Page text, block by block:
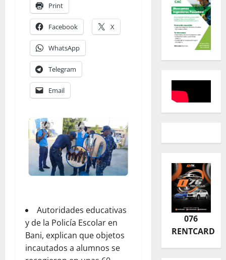
Print
Facebook X
WhatsApp
Telegram
Email
Autoridades educativas
y de la Policía Escolar en
Bani, explican que objetos
incautados a alumnos se
076
RENTCARD